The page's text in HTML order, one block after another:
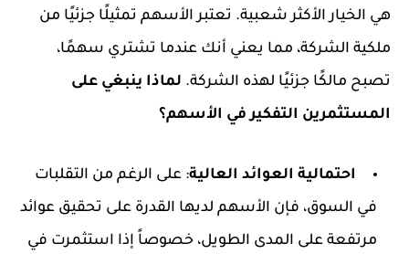
هي الخيار الأكثر شعبية. تعتبر الأسهم تمثيلًا جزئيًا من
ملكية الشركة، مما يعني أنك عندما تشتري سهمًا،
تصبح مالكًا جزئيًا لهذه الشركة. لماذا ينبغي على
المستثمرين التفكير في الأسهم؟
احتمالية العوائد العالية: على الرغم من التقلبات
في السوق، فإن الأسهم لديها القدرة على تحقيق عوائد
مرتفعة على المدى الطويل، خصوصاً إذا استثمرت في